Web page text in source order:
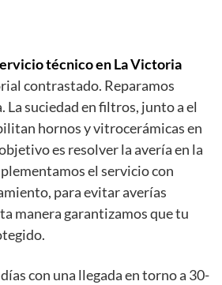
técnico en La Victoria
contrastado. Reparamos
La suciedad en filtros, junto a el
hornos y vitrocerámicas en
es resolver la avería en la
el servicio con
para evitar averías
manera garantizamos que tu
con una llegada en torno a 30-